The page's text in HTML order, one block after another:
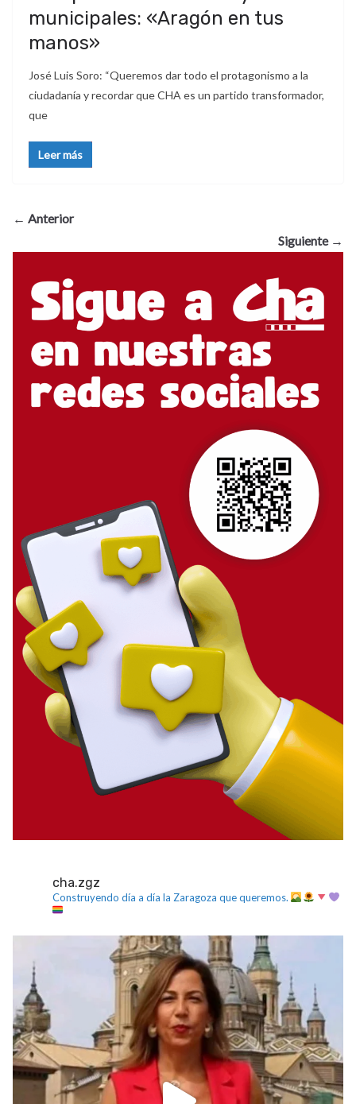
municipales: «Aragón en tus
manos»
José Luis Soro: “Queremos dar todo el protagonismo a la
ciudadanía y recordar que CHA es un partido transformador,
que
Leer más
← Anterior
Siguiente →
cha.zgz
Construyendo día a día la Zaragoza que queremos.